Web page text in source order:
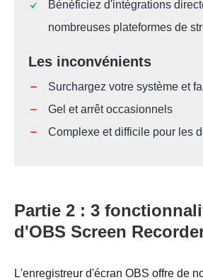
Bénéficiez d'intégrations
nombreuses plateformes de
Les inconvénients
Surchargez votre système et
Gel et arrêt occasionnels
Complexe et difficile pour les
Partie 2 : 3
d'OBS Screen
L'enregistreur d'écran OBS offre de